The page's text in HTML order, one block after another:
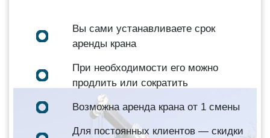
Вы сами устанавливаете срок
аренды крана
При необходимости его можно
продлить или сократить
Возможна аренда крана от 1 смены
Для постоянных клиентов — скидки